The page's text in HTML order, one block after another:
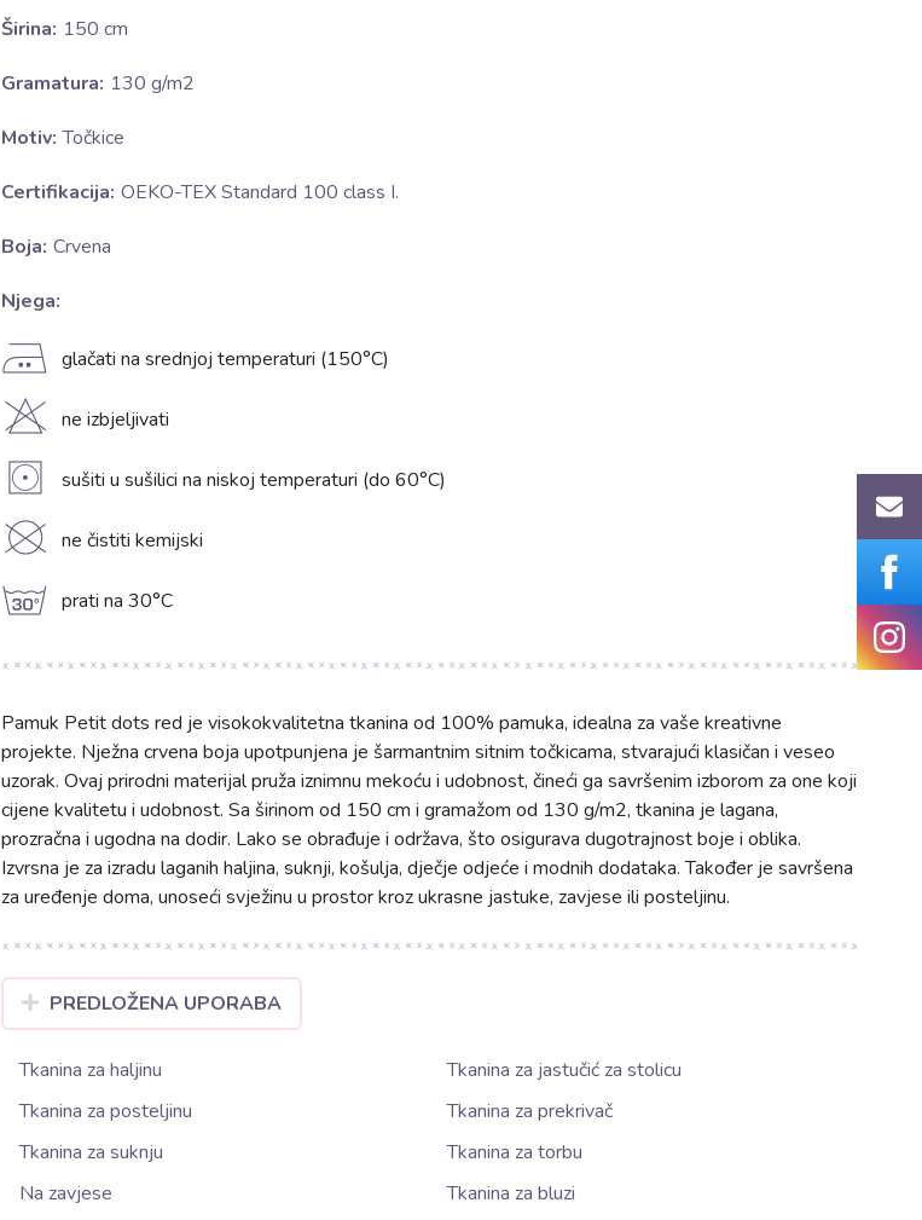
Širina: 150 cm
Gramatura: 130 g/m2
Motiv: Točkice
Certifikacija: OEKO-TEX Standard 100 class I.
Boja: Crvena
Njega:
E glačati na srednjoj temperaturi (150°C)
H ne izbjeljivati
V sušiti u sušilici na niskoj temperaturi (do 60°C)
K ne čistiti kemijski
g prati na 30°C
Pamuk Petit dots red je visokokvalitetna tkanina od 100% pamuka, idealna za vaše kreativne
projekte. Nježna crvena boja upotpunjena je šarmantnim sitnim točkicama, stvarajući klasičan i veseo
uzorak. Ovaj prirodni materijal pruža iznimnu mekoću i udobnost, čineći ga savršenim izborom za one koji
cijene kvalitetu i udobnost. Sa širinom od 150 cm i gramažom od 130 g/m2, tkanina je lagana,
prozračna i ugodna na dodir. Lako se obrađuje i održava, što osigurava dugotrajnost boje i oblika.
Izvrsna je za izradu laganih haljina, suknji, košulja, dječje odjeće i modnih dodataka. Također je savršena
za uređenje doma, unoseći svježinu u prostor kroz ukrasne jastuke, zavjese ili posteljinu.
PREDLOŽENA UPORABA
Tkanina za haljinu
Tkanina za jastučić za stolicu
Tkanina za posteljinu
Tkanina za prekrivač
Tkanina za suknju
Tkanina za torbu
Na zavjese
Tkanina za bluzi